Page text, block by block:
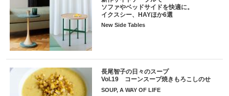
ソファやベッドサイドを快適に。
イクスシー、HAYほか6選
New Side Tables
長尾智子の日々のスープ
Vol.19 コーンスープ焼きもろこしのせ
SOUP, A WAY OF LIFE